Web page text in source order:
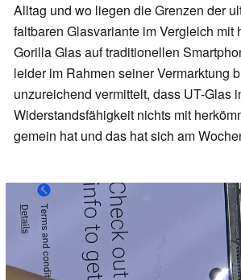
Alltag und wo liegen die Grenzen der
faltbaren Glasvariante im Vergleich mit
Gorilla Glas auf traditionellen
leider im Rahmen seiner Vermarktung
unzureichend vermittelt, dass UT-Glas
Widerstandsfähigkeit nichts mit
gemein hat und das hat sich am